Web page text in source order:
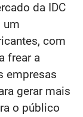
da IDC
um
com
frear a
empresas
gerar mais
o público